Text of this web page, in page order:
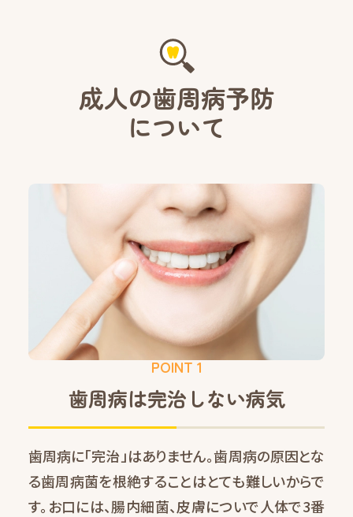
成人の歯周病予防
について
POINT 1
歯周病は完治しない病気
歯周病に「完治」はありません。歯周病の原因とな
る歯周病菌を根絶することはとても難しいからで
す。お口には、腸内細菌、皮膚についで人体で3番